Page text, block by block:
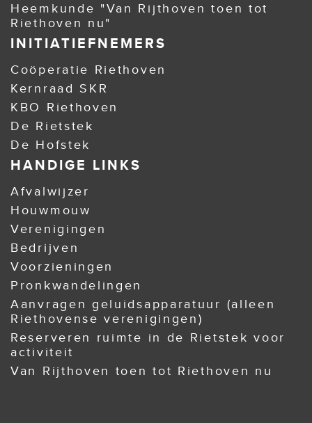
Heemkunde "Van Rijthoven toen tot
Riethoven nu"
INITIATIEFNEMERS
Coöperatie Riethoven
Kernraad SKR
KBO Riethoven
De Rietstek
De Hofstek
HANDIGE LINKS
Afvalwijzer
Houwmouw
Verenigingen
Bedrijven
Voorzieningen
Pronkwandelingen
Aanvragen geluidsapparatuur (alleen
Riethovense verenigingen)
Reserveren ruimte in de Rietstek voor
activiteit
Van Rijthoven toen tot Riethoven nu